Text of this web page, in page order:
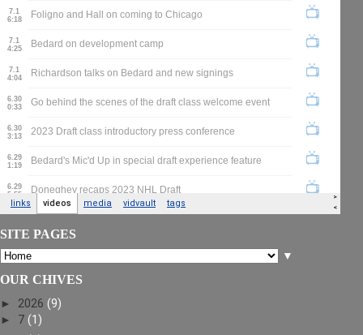
SITE PAGES
▼
OUR CHIVES
► 2026 (9)
► 7 (1)